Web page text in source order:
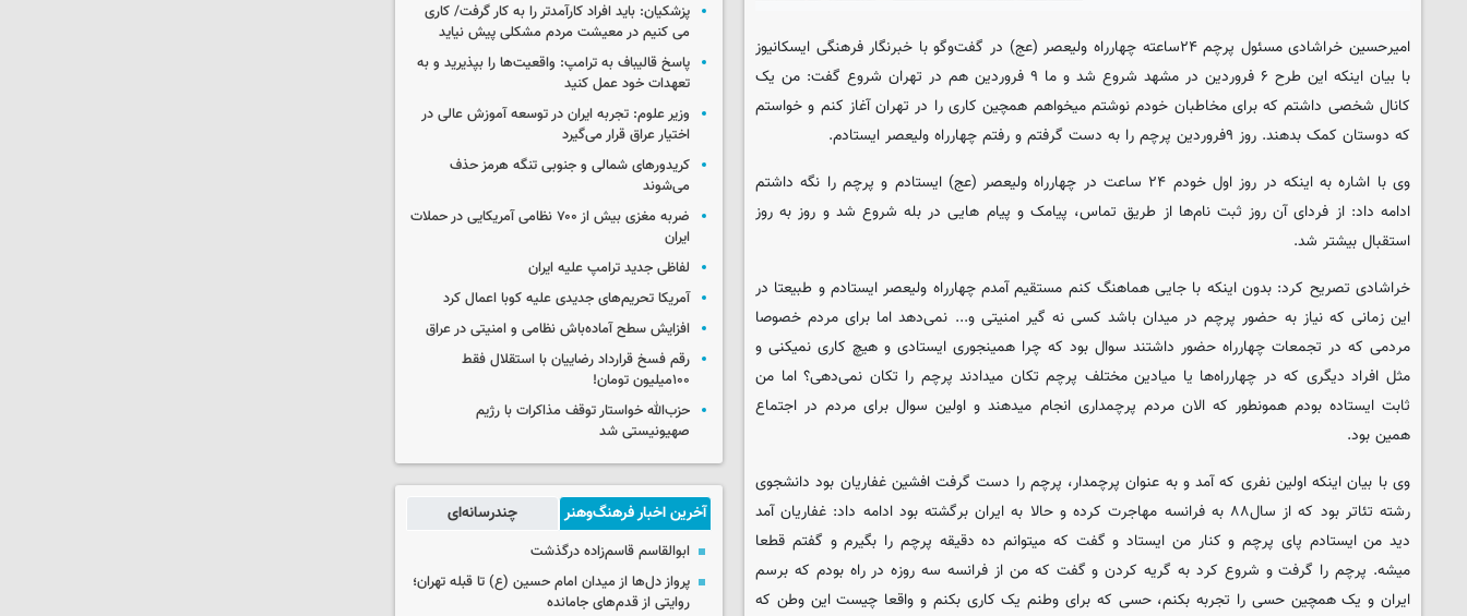
امیرحسین خراشادی مسئول پرچم ۲۴ساعته چهارراه ولیعصر (عج) در گفت‌وگو با خبرنگار فرهنگی ایسکانیوز
با بیان اینکه این طرح ۶ فروردین در مشهد شروع شد و ما ۹ فروردین هم در تهران شروع گفت: من یک
کانال شخصی داشتم که برای مخاطبان خودم نوشتم میخواهم همچین کاری را در تهران آغاز کنم و خواستم
که دوستان کمک بدهند. روز ۹فروردین پرچم را به دست گرفتم و رفتم چهارراه ولیعصر ایستادم.
وی با اشاره به اینکه در روز اول خودم ۲۴ ساعت در چهارراه ولیعصر (عج) ایستادم و پرچم را نگه داشتم
ادامه داد: از فردای آن روز ثبت نام‌ها از طریق تماس، پیامک و پیام هایی در بله شروع شد و روز به روز
استقبال بیشتر شد.
خراشادی تصریح کرد: بدون اینکه با جایی هماهنگ کنم مستقیم آمدم چهارراه ولیعصر ایستادم و طبیعتا در
این زمانی که نیاز به حضور پرچم در میدان باشد کسی نه گیر امنیتی و... نمی‌دهد اما برای مردم خصوصا
مردمی که در تجمعات چهارراه حضور داشتند سوال بود که چرا همینجوری ایستادی و هیچ کاری نمیکنی و
مثل افراد دیگری که در چهارراه‌ها یا میادین مختلف پرچم تکان میدادند پرچم را تکان نمی‌دهی؟ اما من
ثابت ایستاده بودم همونطور که الان مردم پرچمداری انجام میدهند و اولین سوال برای مردم در اجتماع
همین بود.
وی با بیان اینکه اولین نفری که آمد و به عنوان پرچمدار، پرچم را دست گرفت افشین غفاریان بود دانشجوی
رشته تئاتر بود که از سال۸۸ به فرانسه مهاجرت کرده و حالا به ایران برگشته بود ادامه داد: غفاریان آمد
دید من ایستادم پای پرچم و کنار من ایستاد و گفت که میتوانم ده دقیقه پرچم را بگیرم و گفتم قطعا
میشه. پرچم را گرفت و شروع کرد به گریه کردن و گفت که من از فرانسه سه روزه در راه بودم که برسم
ایران و یک همچین حسی را تجربه بکنم، حسی که برای وطنم یک کاری بکنم و واقعا چیست این وطن که
پزشکیان: باید افراد کارآمدتر را به کار گرفت/ کاری
می کنیم در معیشت مردم مشکلی پیش نیاید
پاسخ قالیباف به ترامپ: واقعیت‌ها را بپذیرید و به
تعهدات خود عمل کنید
وزیر علوم: تجربه ایران در توسعه آموزش عالی در
اختیار عراق قرار می‌گیرد
کریدورهای شمالی و جنوبی تنگه هرمز حذف
می‌شوند
ضربه مغزی بیش از ۷۰۰ نظامی آمریکایی در حملات
ایران
لفاظی جدید ترامپ علیه ایران
آمریکا تحریم‌های جدیدی علیه کوبا اعمال کرد
افزایش سطح آماده‌باش نظامی و امنیتی در عراق
رقم فسخ قرارداد رضاییان با استقلال فقط
۱۰۰میلیون تومان!
حزب‌الله خواستار توقف مذاکرات با رژیم
صهیونیستی شد
آخرین اخبار فرهنگ‌وهنر چندرسانه‌ای
ابوالقاسم قاسم‌زاده درگذشت
پرواز دل‌ها از میدان امام حسین (ع) تا قبله تهران؛
روایتی از قدم‌های جامانده